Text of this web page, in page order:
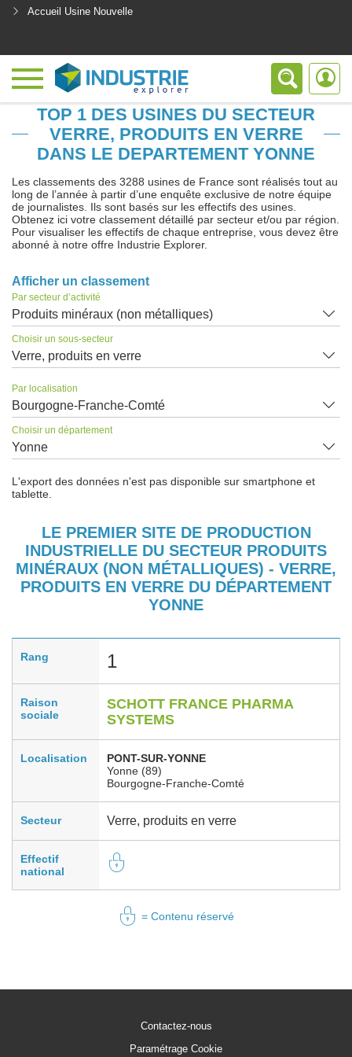
Accueil Usine Nouvelle
TOP 1 DES USINES DU SECTEUR
VERRE, PRODUITS EN VERRE
DANS LE DEPARTEMENT YONNE
Les classements des 3288 usines de France sont réalisés tout au
long de l’année à partir d’une enquête exclusive de notre équipe
de journalistes. Ils sont basés sur les effectifs des usines.
Obtenez ici votre classement détaillé par secteur et/ou par région.
Pour visualiser les effectifs de chaque entreprise, vous devez être
abonné à notre offre Industrie Explorer.
Afficher un classement
Par secteur d’activité
Produits minéraux (non métalliques)
Choisir un sous-secteur
Verre, produits en verre
Par localisation
Bourgogne-Franche-Comté
Choisir un département
Yonne
L'export des données n'est pas disponible sur smartphone et
tablette.
LE PREMIER SITE DE PRODUCTION
INDUSTRIELLE DU SECTEUR PRODUITS
MINÉRAUX (NON MÉTALLIQUES) - VERRE,
PRODUITS EN VERRE DU DÉPARTEMENT
YONNE
Rang 1
Raison
sociale
SCHOTT FRANCE PHARMA
SYSTEMS
Localisation
PONT-SUR-YONNE
Yonne (89)
Bourgogne-Franche-Comté
Secteur Verre, produits en verre
Effectif
national
= Contenu réservé
Contactez-nous
Paramétrage Cookie